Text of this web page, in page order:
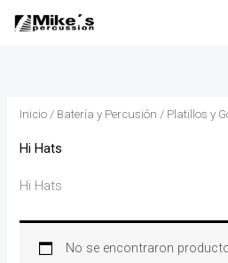
Inicio / Batería y Percusión / Platillos y
Hi Hats
Hi Hats
No se encontraron